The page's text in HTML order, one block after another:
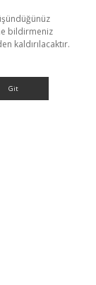
bildirmeniz
kaldırılacaktır.